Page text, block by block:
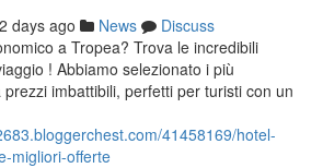
days ago News
Discuss
a Tropea? Trova le incredibili
! Abbiamo selezionato i più
imbattibili, perfetti per turisti con un
41458169/hotel-
migliori-offerte